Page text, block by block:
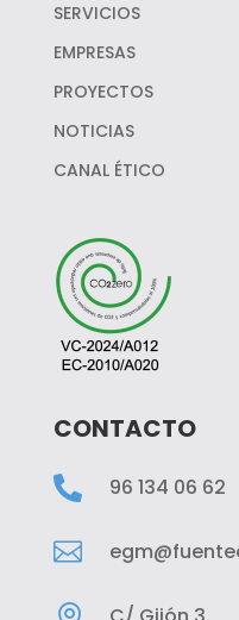
SERVICIOS
EMPRESAS
PROYECTOS
NOTICIAS
CANAL ÉTICO
CONTACTO
 96 134 06 62
